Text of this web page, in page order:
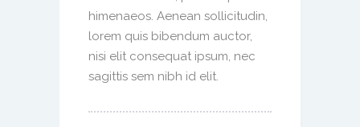
himenaeos. Aenean sollicitudin,
lorem quis bibendum auctor,
nisi elit consequat ipsum, nec
sagittis sem nibh id elit.